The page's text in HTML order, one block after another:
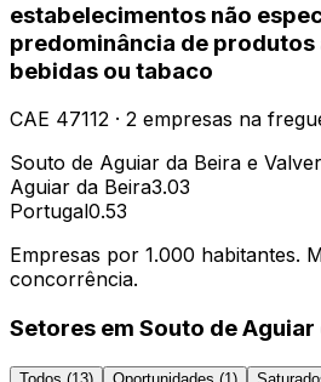
estabelecimentos não
predominância de produtos
bebidas ou tabaco
CAE 47112 · 2 empresas na
Souto de Aguiar da Beira e
Aguiar da Beira3.03
Portugal0.53
Empresas por 1.000 habitantes.
concorrência.
Setores em Souto de